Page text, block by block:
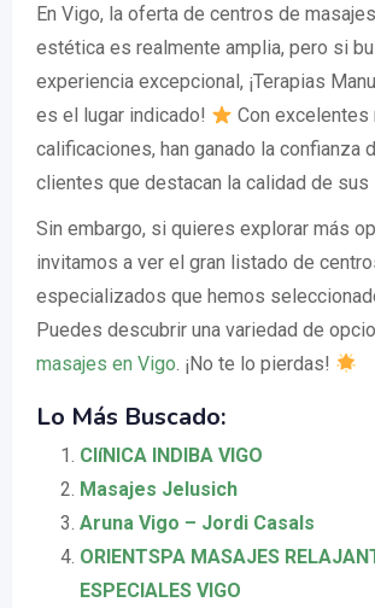
En Vigo, la oferta de centros de
estética es realmente amplia, pero si
experiencia excepcional, ¡Terapias
es el lugar indicado!
Con excelentes
calificaciones, han ganado la confianza
clientes que destacan la calidad de sus
Sin embargo, si quieres explorar más
invitamos a ver el gran listado de
especializados que hemos
Puedes descubrir una variedad de
masajes en Vigo. ¡No te lo pierdas!
Lo Más Buscado:
ClíNICA INDIBA VIGO
Masajes Jelusich
Aruna Vigo – Jordi Casals
ORIENTSPA MASAJES
ESPECIALES VIGO